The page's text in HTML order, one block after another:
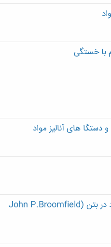
با خستگی
های آنالیز مواد
دانلود:کتاب خوردگی فولاد در بتن (John P.Broomfield